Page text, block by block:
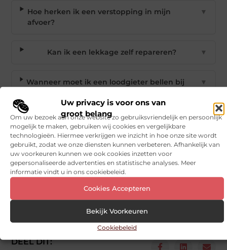
Uw privacy is voor ons van
groot belang
Om uw bezoek aan onze website zo gebruiksvriendelijk en persoonlijk
mogelijk te maken, gebruiken wij cookies en vergelijkbare
technologieën. Hiermee verkrijgen we inzicht in hoe onze site wordt
gebruikt, zodat we onze diensten kunnen verbeteren. Afhankelijk van
uw voorkeuren kunnen we ook cookies inzetten voor
gepersonaliseerde advertenties en statistische analyses. Meer
informatie vindt u in ons cookiebeleid.
Cookies Accepteren
Bekijk Voorkeuren
Cookiebeleid
Hoe herken ik een verstopping in mijn
afvoer?
▼
Kan ik een lekkage zelf repareren? ▼
Wanneer moet ik een loodgieter bellen bij
▼
Is er een loodgieter beschikbaar buiten
kantooruren in Schiedam?
▼
Goed artikel? Deel hem dan op:
Tags en Categorieën:
Bedrijven,Loodgieter,Loodgieter Schiedam
DEEL DIT: